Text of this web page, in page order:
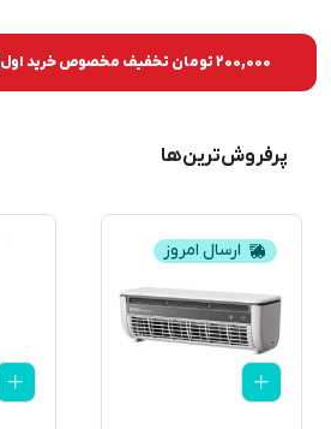
200,000 تومان تخفیف مخصوص خرید اول
پرفروش‌ترین‌ها
ارسال امروز